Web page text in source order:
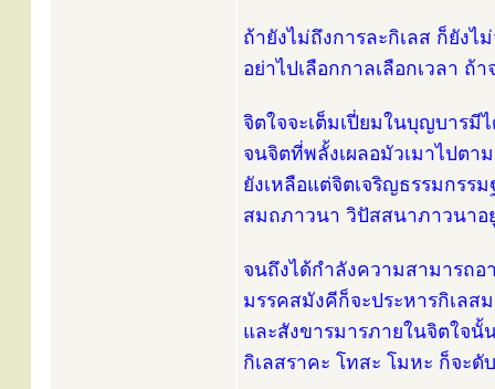
ถ้ายังไม่ถึงการละกิเลส ก็ยัง
อย่าไปเลือกกาลเลือกเวลา ถ้
จิตใจจะเต็มเปี่ยมในบุญบารมี
จนจิตที่พลั้งเผลอมัวเมาไปต
ยังเหลือแต่จิตเจริญธรรมกรร
สมถภาวนา วิปัสสนาภาวนาอ
จนถึงได้กำลังความสามารถ
มรรคสมังคีก็จะประหารกิเลส
และสังขารมารภายในจิตใจนั้
กิเลสราคะ โทสะ โมหะ ก็จะ